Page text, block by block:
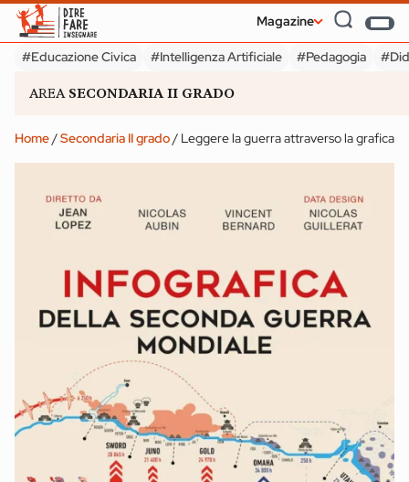
Magazine
Magazine
News ed eventi
INFANZIA
Udeskole: insegnare
luoghi naturali
SECONDARIA II GRADO
Service
per
#Educazione Civica #Intelligenza Artificiale #Pedagogia
AREA SECONDARIA II GRADO
Home/Secondaria II grado/ Leggere la guerra attraverso la grafica